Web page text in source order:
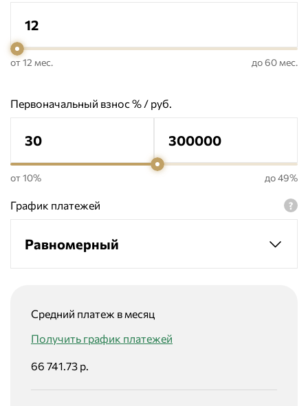
от 12 мес. до 60 мес.
Первоначальный взнос % / руб.
от 10% до 49%
График платежей
Равномерный
Средний платеж в месяц
Получить график платежей
66 741.73 р.